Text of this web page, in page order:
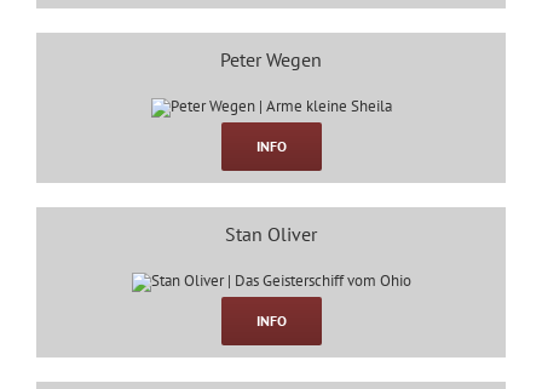
Peter Wegen
INFO
Stan Oliver
INFO